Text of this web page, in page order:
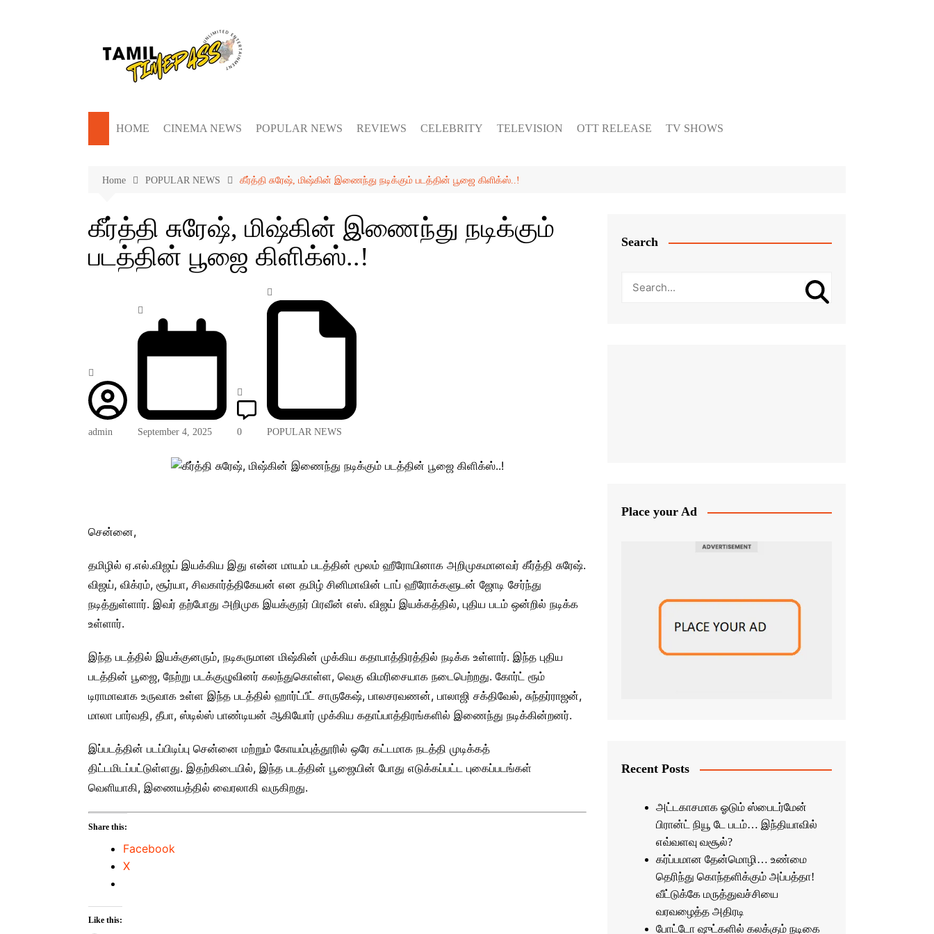
HOME CINEMA NEWS POPULAR NEWS REVIEWS CELEBRITY TELEVISION OTT RELEASE TV SHOWS
Home POPULAR NEWS கீர்த்தி சுரேஷ், மிஷ்கின் இணைந்து நடிக்கும் படத்தின் பூஜை கிளிக்ஸ்..!
கீர்த்தி சுரேஷ், மிஷ்கின் இணைந்து நடிக்கும்
படத்தின் பூஜை கிளிக்ஸ்..!
admin September 4, 2025 0 POPULAR NEWS
சென்னை,
தமிழில் ஏ.எல்.விஜய் இயக்கிய இது என்ன மாயம் படத்தின் மூலம் ஹீரோயினாக அறிமுகமானவர் கீர்த்தி சுரேஷ்.
விஜய், விக்ரம், சூர்யா, சிவகார்த்திகேயன் என தமிழ் சினிமாவின் டாப் ஹீரோக்களுடன் ஜோடி சேர்ந்து
நடித்துள்ளார். இவர் தற்போது அறிமுக இயக்குநர் பிரவீன் எஸ். விஜய் இயக்கத்தில், புதிய படம் ஒன்றில் நடிக்க
உள்ளார்.
இந்த படத்தில் இயக்குனரும், நடிகருமான மிஷ்கின் முக்கிய கதாபாத்திரத்தில் நடிக்க உள்ளார். இந்த புதிய
படத்தின் பூஜை, நேற்று படக்குழுவினர் கலந்துகொள்ள, வெகு விமரிசையாக நடைபெற்றது. கோர்ட் ரூம்
டிராமாவாக உருவாக உள்ள இந்த படத்தில் ஹார்ட்பீட் சாருகேஷ், பாலசரவணன், பாலாஜி சக்திவேல், சுந்தர்ராஜன்,
மாலா பார்வதி, தீபா, ஸ்டில்ஸ் பாண்டியன் ஆகியோர் முக்கிய கதாப்பாத்திரங்களில் இணைந்து நடிக்கின்றனர்.
இப்படத்தின் படப்பிடிப்பு சென்னை மற்றும் கோயம்புத்தூரில் ஒரே கட்டமாக நடத்தி முடிக்கத்
திட்டமிடப்பட்டுள்ளது. இதற்கிடையில், இந்த படத்தின் பூஜையின் போது எடுக்கப்பட்ட புகைப்படங்கள்
வெளியாகி, இணையத்தில் வைரலாகி வருகிறது.
Share this:
Facebook
X
Like this:
Search
Place your Ad
Recent Posts
அட்டகாசமாக ஓடும் ஸ்பைடர்மேன்
பிரான்ட் நியூ டே படம்… இந்தியாவில்
எவ்வளவு வசூல்?
கர்ப்பமான தேன்மொழி… உண்மை
தெரிந்து கொந்தளிக்கும் அப்பத்தா!
வீட்டுக்கே மருத்துவச்சியை
வரவழைத்த அதிரடி
போட்டோ ஷுட்களில் கலக்கும் நடிகை